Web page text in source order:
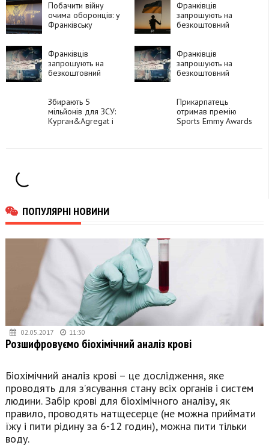
Побачити війну
очима оборонців: у
Франківську
фільм «Любарт
2024»
Франківців
запрошують на
безкоштовний
та війни 5-го
батальйону
«Любарт»
Франківців
запрошують на
безкоштовний
та війни 5-го
батальйону
«Любарт»
Франківців
запрошують на
безкоштовний
та війни 5-го
батальйону
«Любарт»
Збирають 5
мільйонів для ЗСУ:
Курган&Agregat і
Прикарпатець
отримав премію
Sports Emmy Awards
ПОПУЛЯРНІ НОВИНИ
02.05.2017 11:30
Розшифровуємо біохімічний аналіз крові
Біохімічний аналіз крові – це дослідження, яке
проводять для з’ясування стану всіх органів і систем
людини. Забір крові для біохімічного аналізу, як
правило, проводять натщесерце (не можна приймати
їжу і пити рідину за 6-12 годин), можна пити тільки
воду.